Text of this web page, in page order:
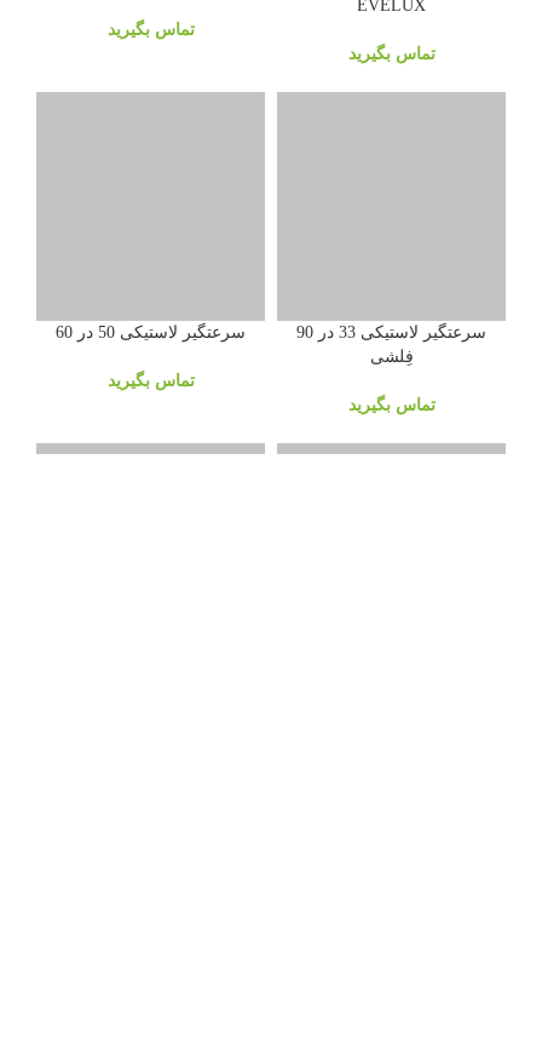
EVELUX
تماس بگیرید
تماس بگیرید
سرعتگیر لاستیکی 33 در 90
فِلشی
تماس بگیرید
سرعتگیر لاستیکی 50 در 60
تماس بگیرید